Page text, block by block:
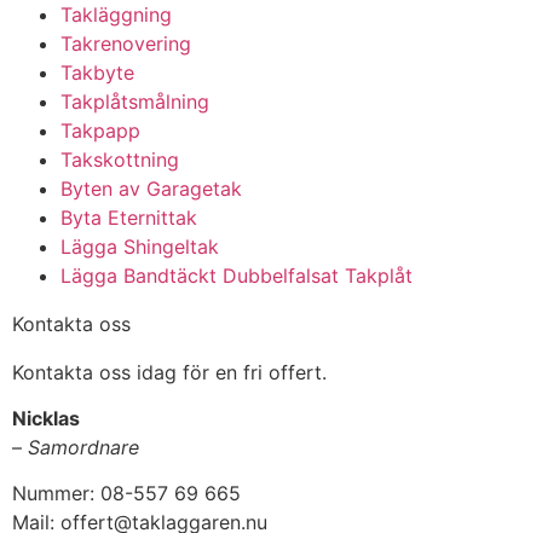
Takläggning
Takrenovering
Takbyte
Takplåtsmålning
Takpapp
Takskottning
Byten av Garagetak
Byta Eternittak
Lägga Shingeltak
Lägga Bandtäckt Dubbelfalsat Takplåt
Kontakta oss
Kontakta oss idag för en fri offert.
Nicklas
– Samordnare
Nummer: 08-557 69 665
Mail: offert@taklaggaren.nu